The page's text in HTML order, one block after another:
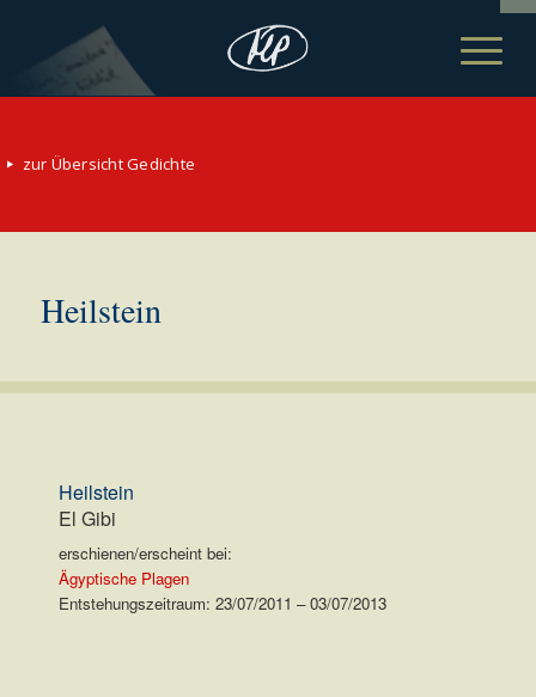
zur Übersicht Gedichte
Heilstein
Heilstein
El Gibi
erschienen/erscheint bei:
Ägyptische Plagen
Entstehungszeitraum: 23/07/2011 – 03/07/2013